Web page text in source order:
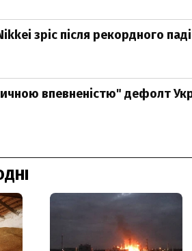
зріс після рекордного
впевненістю" дефолт